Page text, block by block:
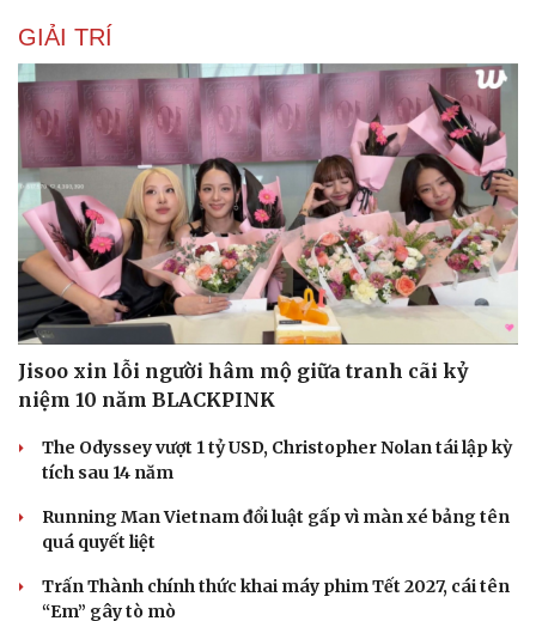
GIẢI TRÍ
Jisoo xin lỗi người hâm mộ giữa tranh cãi kỷ
niệm 10 năm BLACKPINK
The Odyssey vượt 1 tỷ USD, Christopher Nolan tái lập kỳ
tích sau 14 năm
Running Man Vietnam đổi luật gấp vì màn xé bảng tên
quá quyết liệt
Trấn Thành chính thức khai máy phim Tết 2027, cái tên
“Em” gây tò mò